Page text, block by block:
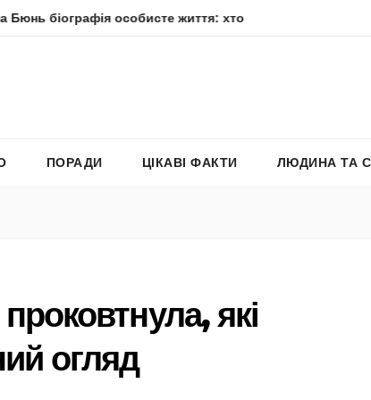
особисте життя: хто вона насправді Елена
ПОРАДИ ЦІКАВІ ФАКТИ ЛЮДИНА ТА
які
огляд